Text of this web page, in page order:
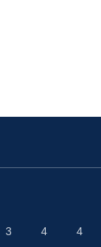
3 4 4